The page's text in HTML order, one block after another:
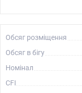
Обсяг розміщення
Обсяг в бігу
Номінал
CFI